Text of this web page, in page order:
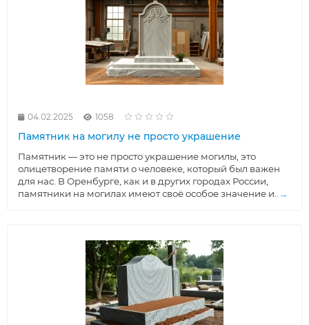
04.02.2025 1058
Памятник на могилу не просто украшение
Памятник — это не просто украшение могилы, это
олицетворение памяти о человеке, который был важен
для нас. В Оренбурге, как и в других городах России,
памятники на могилах имеют своё особое значение и.. →